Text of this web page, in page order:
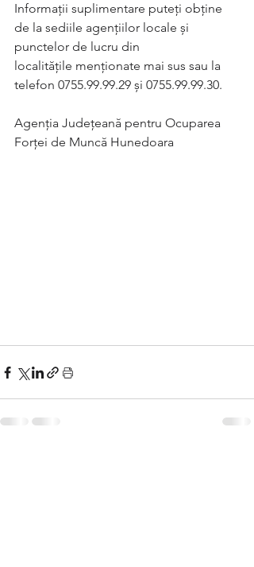
Informaţii suplimentare puteţi obţine
de la sediile agenţiilor locale şi
punctelor de lucru din
localităţile menţionate mai sus sau la
telefon 0755.99.99.29 și 0755.99.99.30.
Agenția Județeană pentru Ocuparea
Forței de Muncă Hunedoara